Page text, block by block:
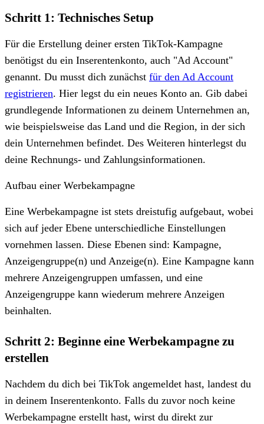
Schritt 1: Technisches Setup
Für die Erstellung deiner ersten TikTok-Kampagne
benötigst du ein Inserentenkonto, auch "Ad Account"
genannt. Du musst dich zunächst für den Ad Account
registrieren. Hier legst du ein neues Konto an. Gib dabei
grundlegende Informationen zu deinem Unternehmen an,
wie beispielsweise das Land und die Region, in der sich
dein Unternehmen befindet. Des Weiteren hinterlegst du
deine Rechnungs- und Zahlungsinformationen.
Aufbau einer Werbekampagne
Eine Werbekampagne ist stets dreistufig aufgebaut, wobei
sich auf jeder Ebene unterschiedliche Einstellungen
vornehmen lassen. Diese Ebenen sind: Kampagne,
Anzeigengruppe(n) und Anzeige(n). Eine Kampagne kann
mehrere Anzeigengruppen umfassen, und eine
Anzeigengruppe kann wiederum mehrere Anzeigen
beinhalten.
Schritt 2: Beginne eine Werbekampagne zu
erstellen
Nachdem du dich bei TikTok angemeldet hast, landest du
in deinem Inserentenkonto. Falls du zuvor noch keine
Werbekampagne erstellt hast, wirst du direkt zur